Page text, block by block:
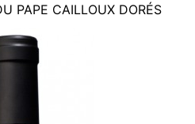
PAPE CAILLOUX DORÉS